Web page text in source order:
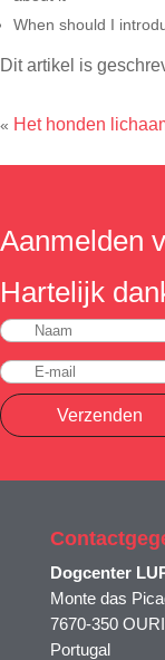
When should I
Dit artikel is
« Het honden
Aanmelden
Hartelijk
Verzenden
Dogcenter
Monte das
7670-350
Portugal